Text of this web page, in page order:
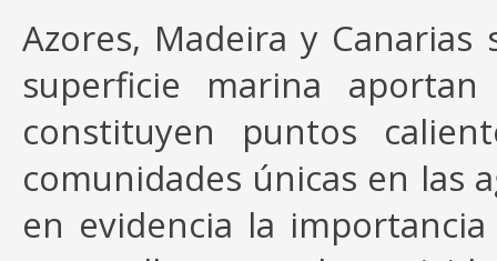
Azores, Madeira y
superficie marina
constituyen puntos
comunidades únicas en las
en evidencia la